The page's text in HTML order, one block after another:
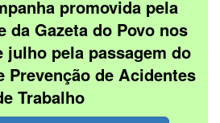
promovida pela
da Gazeta do Povo nos
julho pela passagem do
Prevenção de Acidentes
Trabalho